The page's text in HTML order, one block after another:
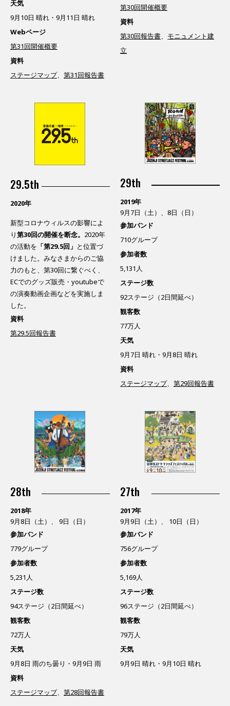
天気
9月10日 晴れ・9月11日 晴れ
Webページ
第31回開催概要
資料
ステージマップ、 第31回報告書
第30回開催概要
資料
第30回報告書、 モニュメント建
立
29.5th
2020年
新型コロナウィルスの影響によ
り第30回の開催を断念。 2020年
の活動を 「第29.5回」 と位置づ
けました。みなさまからのご協
力のもと、第30回に繋ぐべく、
ECでのグッズ販売・youtubeで
の演奏動画企画などを実施しま
した。
資料
第29.5回報告書
29th
2019年
9月7日（土）、8日（日）
参加バンド
710グループ
参加者数
5,131人
ステージ数
92ステージ（2日間延べ）
観客数
77万人
天気
9月7日 晴れ・9月8日 晴れ
資料
ステージマップ、第29回報告書
28th
2018年
9月8日（土）、 9日（日）
参加バンド
779グループ
参加者数
5,231人
ステージ数
94ステージ（2日間延べ）
観客数
72万人
天気
9月8日 雨のち曇り・9月9日 雨
資料
ステージマップ、 第28回報告書
27th
2017年
9月9日（土）、 10日（日）
参加バンド
756グループ
参加者数
5,169人
ステージ数
96ステージ（2日間延べ）
観客数
79万人
天気
9月9日 晴れ・9月10日 晴れ